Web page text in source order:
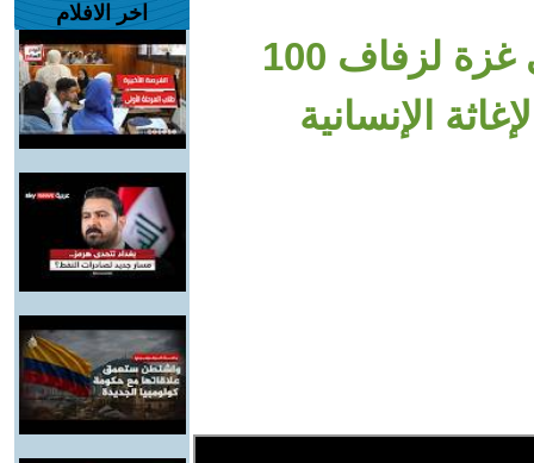
- عرس جماعي في غزة لزفاف 100
الإنسانية
اخر الافلام